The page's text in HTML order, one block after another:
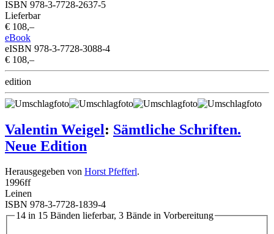
ISBN 978-3-7728-2637-5
Lieferbar
€ 108,–
eBook
eISBN 978-3-7728-3088-4
€ 108,–
edition
Valentin Weigel: Sämtliche Schriften.
Neue Edition
Herausgegeben von Horst Pfefferl.
1996ff
Leinen
ISBN 978-3-7728-1839-4
14 in 15 Bänden lieferbar, 3 Bände in Vorbereitung